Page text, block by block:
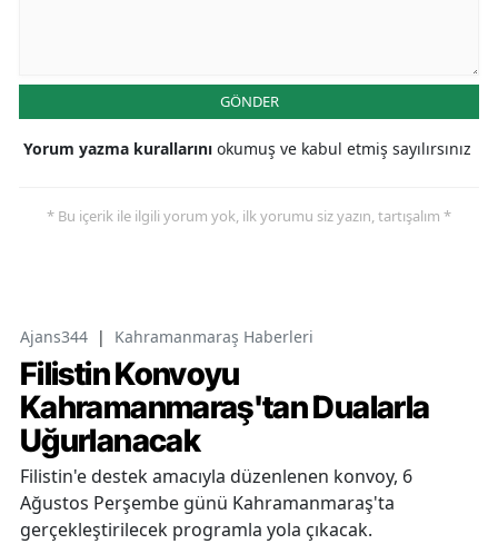
GÖNDER
Yorum yazma kurallarını okumuş ve kabul etmiş sayılırsınız
* Bu içerik ile ilgili yorum yok, ilk yorumu siz yazın, tartışalım *
Ajans344 | Kahramanmaraş Haberleri
Filistin Konvoyu
Kahramanmaraş'tan Dualarla
Uğurlanacak
Filistin'e destek amacıyla düzenlenen konvoy, 6
Ağustos Perşembe günü Kahramanmaraş'ta
gerçekleştirilecek programla yola çıkacak.